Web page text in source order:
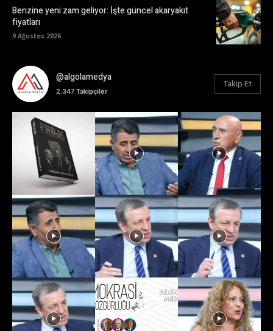
Benzine yeni zam geliyor: İşte güncel akaryakıt
fiyatları
9 Ağustos 2026
@algolamedya
2.347 Takipçiler
Takip Et